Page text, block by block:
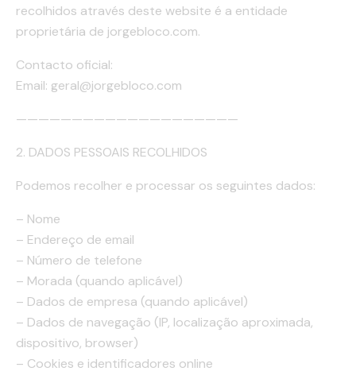
recolhidos através deste website é a entidade
proprietária de jorgebloco.com.
Contacto oficial:
Email: geral@jorgebloco.com
————————————————————
2. DADOS PESSOAIS RECOLHIDOS
Podemos recolher e processar os seguintes dados:
– Nome
– Endereço de email
– Número de telefone
– Morada (quando aplicável)
– Dados de empresa (quando aplicável)
– Dados de navegação (IP, localização aproximada,
dispositivo, browser)
– Cookies e identificadores online